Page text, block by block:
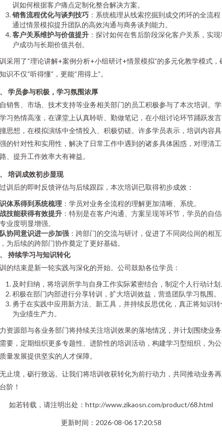
训如何根据客户痛点定制化整合解决方案。
销售流程优化与谈判技巧 ：系统梳理从线索挖掘到成交闭环的全流
通过情景模拟提升团队的高效沟通与商务谈判能力。
客户关系维护与价值提升 ：探讨如何在售后阶段深化客户关系，实
户成功与长期价值共创。
采用了“理论讲解+案例分析+小组研讨+情景模拟”的多元化教学模式，
识不仅“听得懂”，更能“用得上”。
学员参与积极，学习氛围浓厚
销售、市场、技术支持等业务相关部门的员工积极参与了本次培训。
习热情高涨，在课堂上认真聆听、勤做笔记，在小组讨论环节踊跃发
思想，在模拟演练中全情投入、积极切磋。许多学员表示，培训内容
的针对性和实用性，解决了日常工作中遇到的诸多具体困惑，对理清
、提升工作效率大有裨益。
培训成效初步显现
训后的即时反馈评估与后续跟踪，本次培训已取得初步成效：
体系得到系统梳理 ：学员对业务全流程的理解更加清晰、系统。
技能获得有效提升 ：特别是在客户沟通、方案呈现等环节，学员的自
业度明显增强。
协同意识进一步加强 ：跨部门的交流与研讨，促进了不同岗位间的相
为后续的跨部门协作奠定了更好基础。
持续学习与知识转化
的结束是新一轮实践与深化的开始。公司鼓励各位学员：
及时归纳，将培训所学与自身工作实际紧密结合，制定个人行动计划
积极在部门内部进行分享转训，扩大培训效益，营造团队学习氛围。
勇于在实践中应用新方法、新工具，并持续反思优化，真正将知识转
为业绩生产力。
资源部与各业务部门将持续关注培训效果的落地情况，并计划围绕业
要，定期组织更多专题性、进阶性的培训活动，构建学习型组织，为
量发展提供坚实的人才保障。
止境，砺行致远。让我们将培训收获转化为前行动力，共同推动业务
阶！
如若转载，请注明出处：http://www.zikaosn.com/product/68.html
更新时间：2026-08-06 17:20:58